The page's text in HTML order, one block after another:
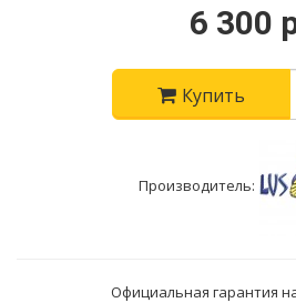
6 300
Купить
Производитель:
Официальная гарантия